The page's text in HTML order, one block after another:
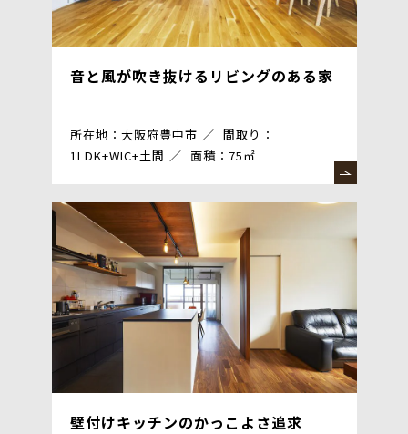
音と風が吹き抜けるリビングのある家
所在地：大阪府豊中市
間取り：
1LDK+WIC+土間
面積：75㎡
壁付けキッチンのかっこよさ追求